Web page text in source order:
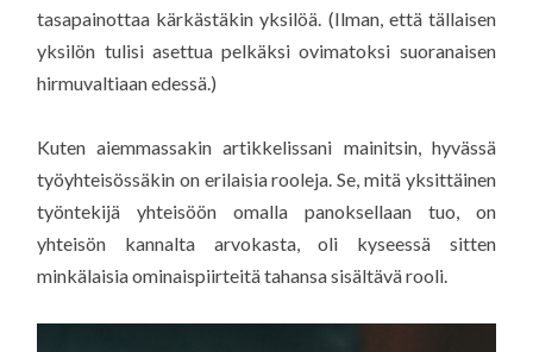
tasapainottaa kärkästäkin yksilöä. (Ilman, että tällaisen
yksilön tulisi asettua pelkäksi ovimatoksi suoranaisen
hirmuvaltiaan edessä.)
Kuten aiemmassakin artikkelissani mainitsin, hyvässä
työyhteisössäkin on erilaisia rooleja. Se, mitä yksittäinen
työntekijä yhteisöön omalla panoksellaan tuo, on
yhteisön kannalta arvokasta, oli kyseessä sitten
minkälaisia ominaispiirteitä tahansa sisältävä rooli.